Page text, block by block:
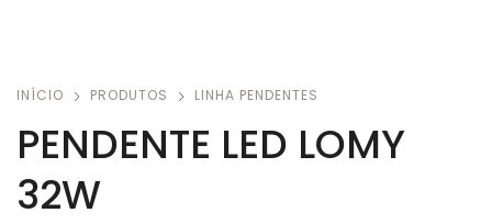
INÍCIO PRODUTOS LINHA PENDENTES
PENDENTE LED LOMY
32W